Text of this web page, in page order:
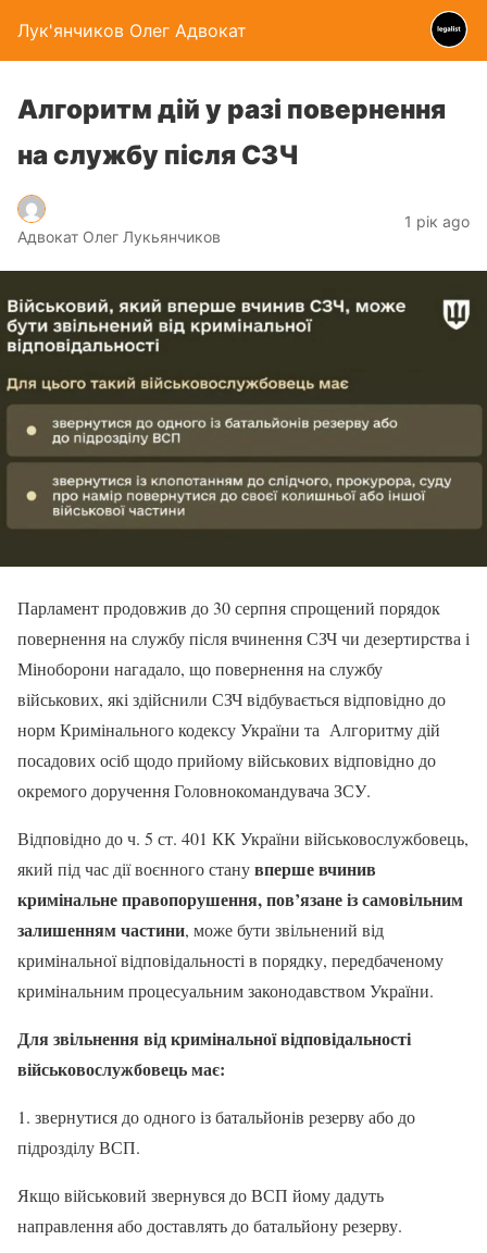
Лук'янчиков Олег Адвокат
Алгоритм дій у разі повернення
на службу після СЗЧ
Адвокат Олег Лукьянчиков
1 рік ago
Парламент продовжив до 30 серпня спрощений порядок
повернення на службу після вчинення СЗЧ чи дезертирства і
Міноборони нагадало, що повернення на службу
військових, які здійснили СЗЧ відбувається відповідно до
норм Кримінального кодексу України та Алгоритму дій
посадових осіб щодо прийому військових відповідно до
окремого доручення Головнокомандувача ЗСУ.
Відповідно до ч. 5 ст. 401 КК України військовослужбовець,
який під час дії воєнного станувперше вчинив
кримінальне правопорушення, пов’язане із самовільним
залишенням частини, може бути звільнений від
кримінальної відповідальності в порядку, передбаченому
кримінальним процесуальним законодавством України.
Для звільнення від кримінальної відповідальності
військовослужбовець має:
1. звернутися до одного із батальйонів резерву або до
підрозділу ВСП.
Якщо військовий звернувся до ВСП йому дадуть
направлення або доставлять до батальйону резерву.